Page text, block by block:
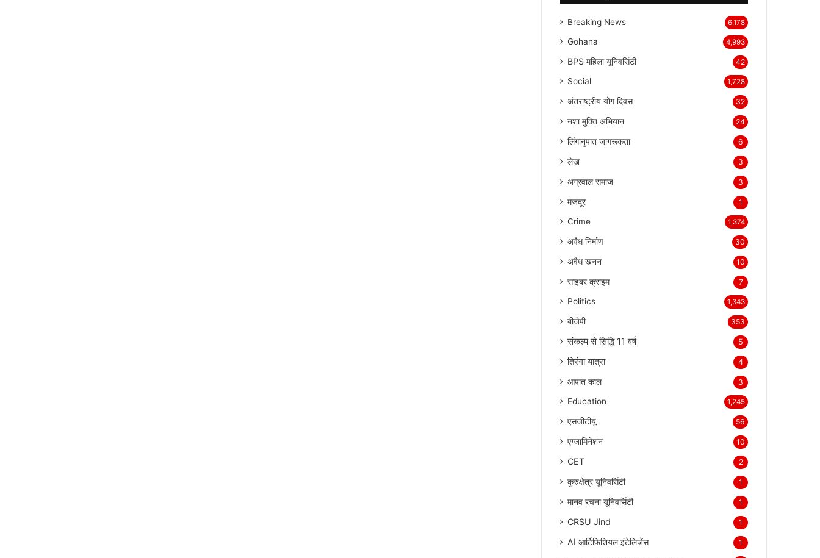
Breaking News 6,178
Gohana 4,993
BPS महिला यूनिवर्सिटी 42
Social 1,728
अंतराष्ट्रीय योग दिवस 32
नशा मुक्ति अभियान 24
लिंगानुपात जागरूकता 6
लेख 3
अग्रवाल समाज 3
मजदूर 1
Crime 1,374
अवैध निर्माण 30
अवैध खनन 10
साइबर क्राइम 7
Politics 1,343
बीजेपी 353
संकल्प से सिद्धि 11 वर्ष 5
तिरंगा यात्रा 4
आपात काल 3
Education 1,245
एसजीटीयू 56
एग्जामिनेशन 10
CET 2
कुरुक्षेत्र यूनिवर्सिटी 1
मानव रचना यूनिवर्सिटी 1
CRSU Jind 1
AI आर्टिफिशियल इंटेलिजेंस 1